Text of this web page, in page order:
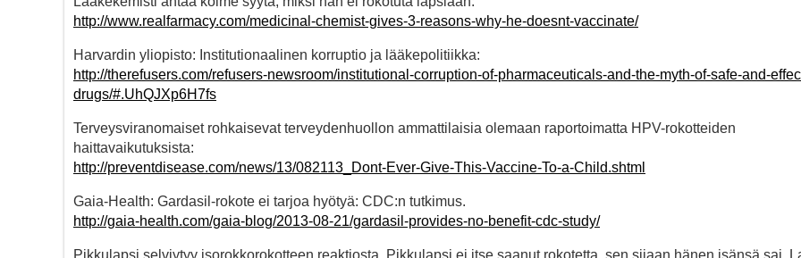
http://www.realfarmacy.com/medicinal-chemist-gives-3-reasons-why-he-doesnt-vaccinate/
Harvardin yliopisto: Institutionaalinen korruptio ja lääkepolitiikka:
http://therefusers.com/refusers-newsroom/institutional-corruption-of-pharmaceuticals-and-the-myth-of-safe-and-
drugs/#.UhQJXp6H7fs
Terveysviranomaiset rohkaisevat terveydenhuollon ammattilaisia olemaan raportoimatta HPV-rokotteiden
haittavaikutuksista:
http://preventdisease.com/news/13/082113_Dont-Ever-Give-This-Vaccine-To-a-Child.shtml
Gaia-Health: Gardasil-rokote ei tarjoa hyötyä: CDC:n tutkimus.
http://gaia-health.com/gaia-blog/2013-08-21/gardasil-provides-no-benefit-cdc-study/
Pikkulapsi selviytyy isorokkorokotteen reaktiosta. Pikkulapsi ei itse saanut rokotetta, sen sijaan hänen isänsä sai.